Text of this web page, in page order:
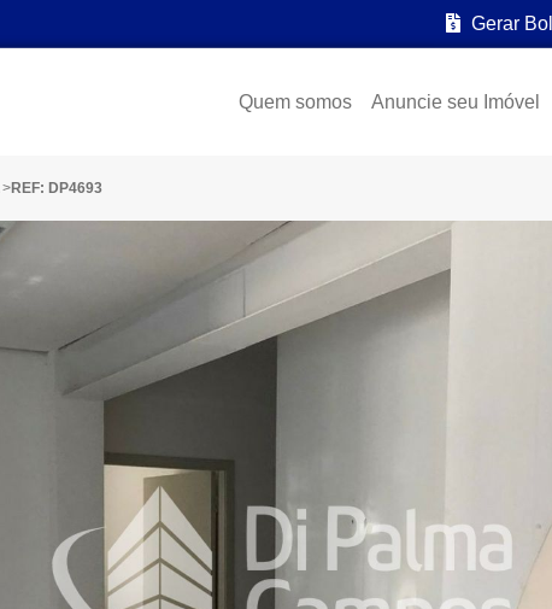
Gerar
Quem somos Anuncie seu Imóvel
>REF: DP4693